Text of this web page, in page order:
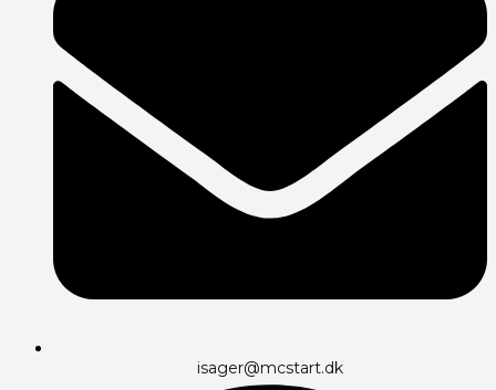
isager@mcstart.dk